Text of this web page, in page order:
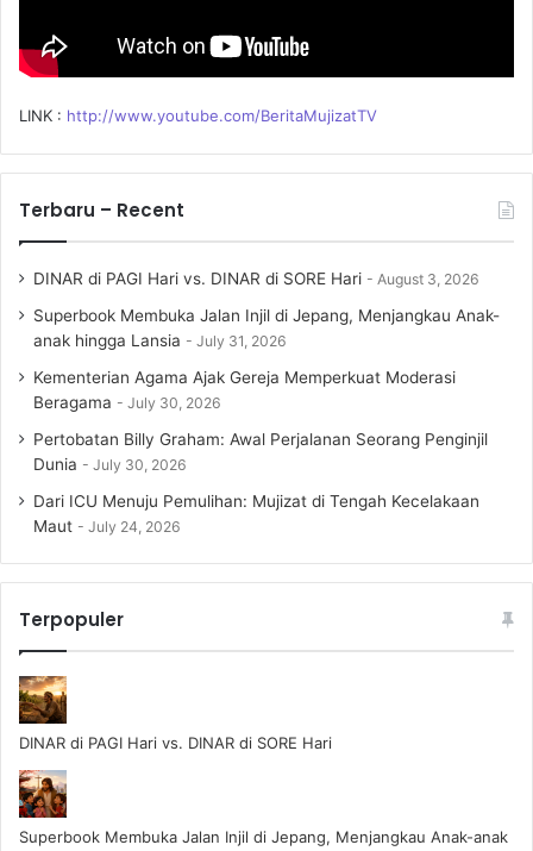
LINK : http://www.youtube.com/BeritaMujizatTV
Terbaru – Recent
DINAR di PAGI Hari vs. DINAR di SORE Hari August 3, 2026
Superbook Membuka Jalan Injil di Jepang, Menjangkau Anak-
anak hingga Lansia
July 31, 2026
Kementerian Agama Ajak Gereja Memperkuat Moderasi
Beragama
July 30, 2026
Pertobatan Billy Graham: Awal Perjalanan Seorang Penginjil
Dunia
July 30, 2026
Dari ICU Menuju Pemulihan: Mujizat di Tengah Kecelakaan
Maut
July 24, 2026
Terpopuler
DINAR di PAGI Hari vs. DINAR di SORE Hari
Superbook Membuka Jalan Injil di Jepang, Menjangkau Anak-anak